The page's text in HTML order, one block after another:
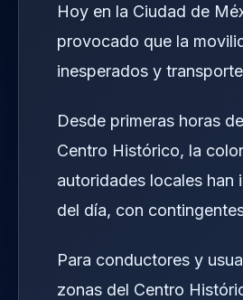
Hoy en la Ciudad de
provocado que la
inesperados y
Desde primeras horas
Centro Histórico, la
autoridades locales han
del día, con
Para conductores y
zonas del Centro